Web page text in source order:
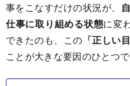
事をこなすだけの状況が、
仕事に取り組める状態に変
できたのも、この 「正しい
ことが大きな要因のひとつで